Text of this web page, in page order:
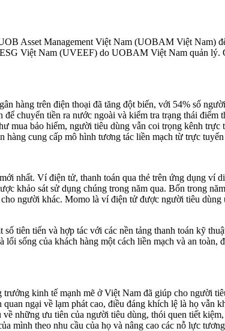
Asset Management Việt Nam (UOBAM Việt Nam)
Việt Nam (UVEEF) do UOBAM Việt Nam quản lý.
hàng trên điện thoại đã tăng đột biến, với 54% số
chuyển tiền ra nước ngoài và kiểm tra trạng thái
mua bảo hiểm, người tiêu dùng vẫn coi trọng kênh trực
cung cấp mô hình tương tác liền mạch từ trực
nhất. Ví điện tử, thanh toán qua thẻ trên ứng dụng ví
khảo sát sử dụng chúng trong năm qua. Bốn trong
người khác. Momo là ví điện tử được người tiêu dùng
tiên tiến và hợp tác với các nền tảng thanh toán kỹ
sống của khách hàng một cách liền mạch và an
kinh tế mạnh mẽ ở Việt Nam đã giúp cho người
ngại về lạm phát cao, điều đáng khích lệ là họ vẫn
những ưu tiên của người tiêu dùng, thói quen tiết
mình theo nhu cầu của họ và nâng cao các nỗ lực